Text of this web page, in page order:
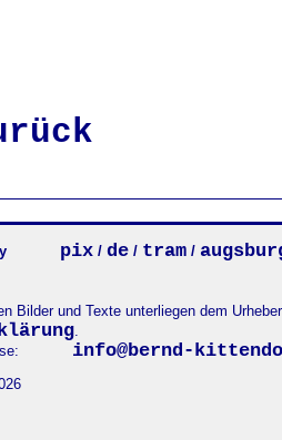
pix / de / tram /
Bilder und Texte unterliegen dem
.
info@bernd-